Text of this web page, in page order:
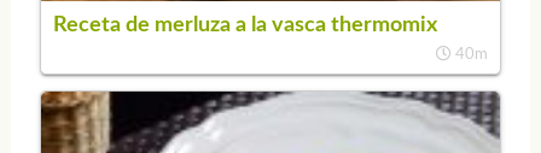
Receta de merluza a la vasca thermomix
40m